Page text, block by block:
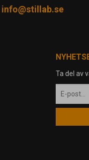
info@stillab.se
Ta del av